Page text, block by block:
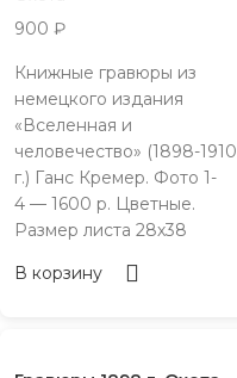
900 ₽
Книжные гравюры из
немецкого издания
«Вселенная и
человечество» (1898-1910
г.) Ганс Кремер. Фото 1-
4 — 1600 р. Цветные.
Размер листа 28х38
В корзину